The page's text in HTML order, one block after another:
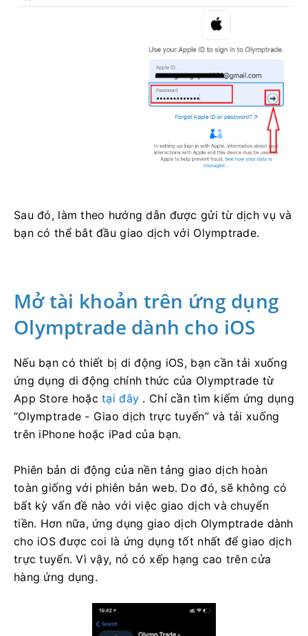
Sau đó, làm theo hướng dẫn được gửi từ dịch vụ và
bạn có thể bắt đầu giao dịch với Olymptrade.
Mở tài khoản trên ứng dụng
Olymptrade dành cho iOS
Nếu bạn có thiết bị di động iOS, bạn cần tải xuống
ứng dụng di động chính thức của Olymptrade từ
App Store hoặctại đây . Chỉ cần tìm kiếm ứng dụng
“Olymptrade - Giao dịch trực tuyến” và tải xuống
trên iPhone hoặc iPad của bạn.
Phiên bản di động của nền tảng giao dịch hoàn
toàn giống với phiên bản web. Do đó, sẽ không có
bất kỳ vấn đề nào với việc giao dịch và chuyển
tiền. Hơn nữa, ứng dụng giao dịch Olymptrade dành
cho iOS được coi là ứng dụng tốt nhất để giao dịch
trực tuyến. Vì vậy, nó có xếp hạng cao trên cửa
hàng ứng dụng.